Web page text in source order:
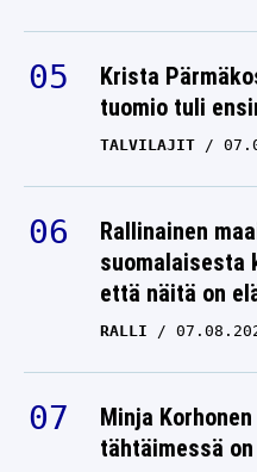
Krista
tuomio tuli
TALVILAJIT
Rallinainen
suomalaisesta
että näitä on
RALLI
Minja
tähtäimessä